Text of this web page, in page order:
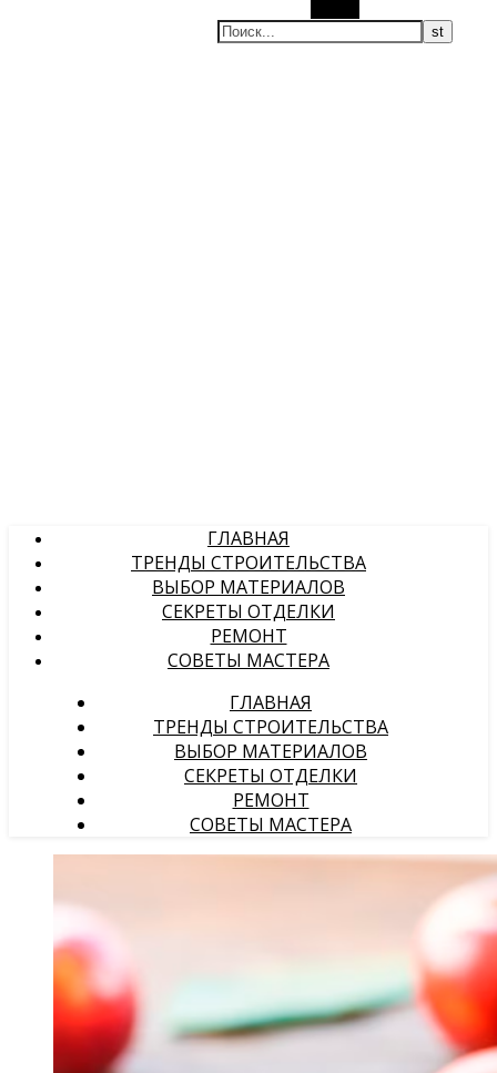
ГЛАВНАЯ
ТРЕНДЫ СТРОИТЕЛЬСТВА
ВЫБОР МАТЕРИАЛОВ
СЕКРЕТЫ ОТДЕЛКИ
РЕМОНТ
СОВЕТЫ МАСТЕРА
ГЛАВНАЯ
ТРЕНДЫ СТРОИТЕЛЬСТВА
ВЫБОР МАТЕРИАЛОВ
СЕКРЕТЫ ОТДЕЛКИ
РЕМОНТ
СОВЕТЫ МАСТЕРА